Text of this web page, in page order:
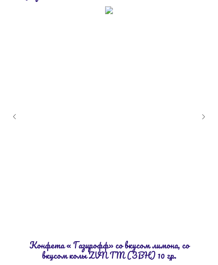
Конфета « Газирофф» со вкусом лимона, со
вкусом колы ZVN TM (ЗВН) 10 гр.